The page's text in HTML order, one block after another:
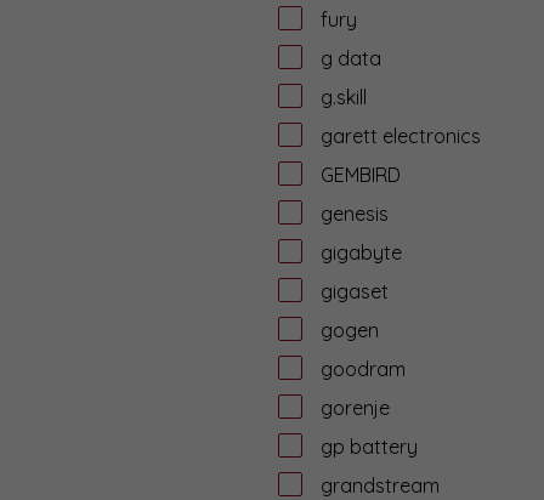
fury
g data
g.skill
garett electronics
GEMBIRD
genesis
gigabyte
gigaset
gogen
goodram
gorenje
gp battery
grandstream